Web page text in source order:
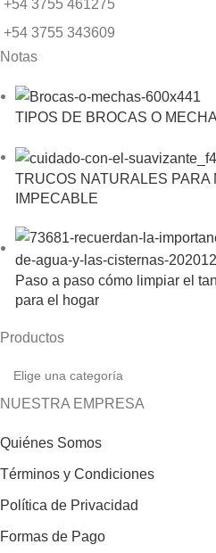
+54 3755 461275
+54 3755 343609
Notas
TIPOS DE BROCAS O
TRUCOS NATURALES PARA
IMPECABLE
Paso a paso cómo limpiar el
para el hogar
Productos
NUESTRA EMPRESA
Quiénes Somos
Términos y Condiciones
Política de Privacidad
Formas de Pago